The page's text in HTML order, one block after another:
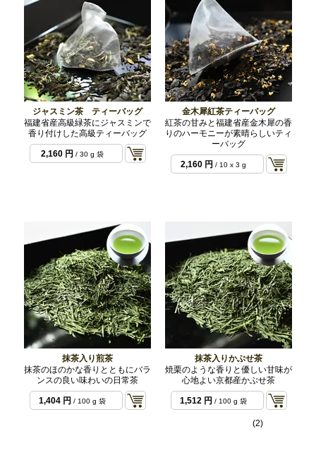
ジャスミン茶 ティーバッグ
福建省産高級緑茶にジャスミンで
香り付けした高級ティーバッグ
2,160 円 / 30 g 袋
金木犀紅茶ティーバッグ
紅茶の甘みと福建省産金木犀の香
りのハーモニーが素晴らしいティ
ーバッグ
2,160 円 / 10 x 3 g
袋
抹茶入り煎茶
抹茶のほのかな香りとともにバラ
ンスの良い味わいの日常茶
1,404 円 / 100 g 袋
抹茶入りかぶせ茶
焼栗のような香りと優しい甘味が
心地よい京都産かぶせ茶
1,512 円 / 100 g 袋
(2)